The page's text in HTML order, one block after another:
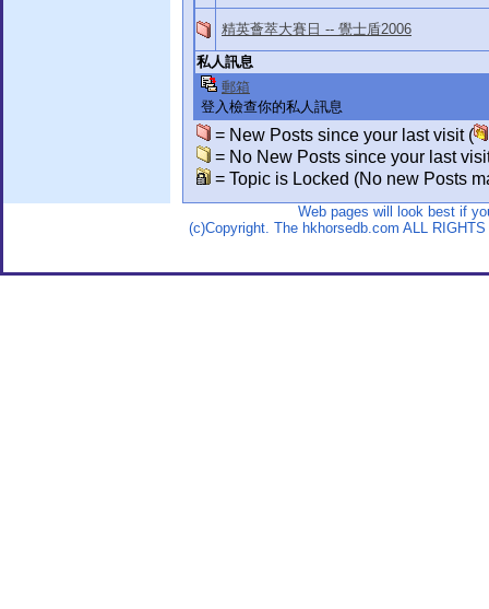
精英薈萃大賽日 -- 覺士盾2006
私人訊息
郵箱
登入檢查你的私人訊息
= New Posts since your last visit (
= No New Posts since your last
= Topic is Locked (No new Posts
Web pages will look best if
(c)Copyright. The hkhorsedb.com ALL